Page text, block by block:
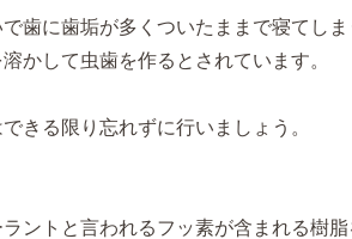
歯に歯垢が多くついたままで寝てしま
かして虫歯を作るとされています。
きる限り忘れずに行いましょう。
ントと言われるフッ素が含まれる樹